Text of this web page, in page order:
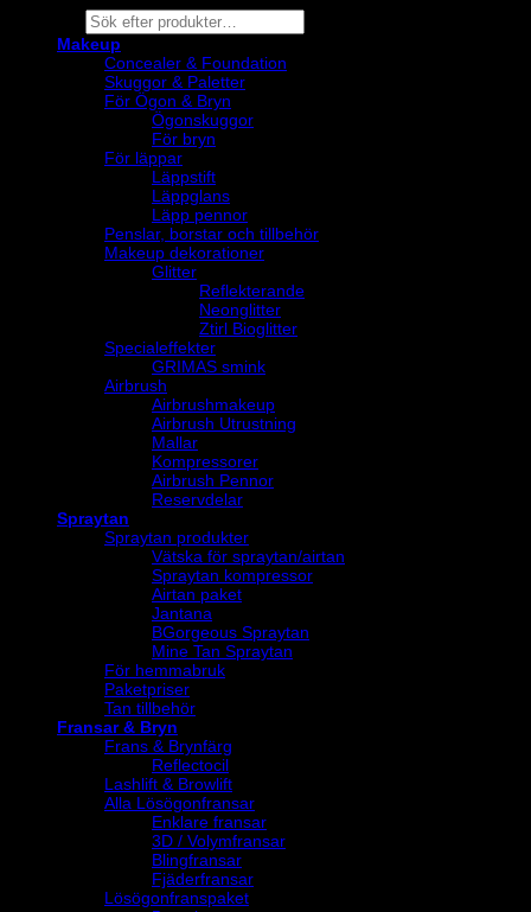
Products
search
Makeup
Concealer & Foundation
Skuggor & Paletter
För Ögon & Bryn
Ögonskuggor
För bryn
För läppar
Läppstift
Läppglans
Läpp pennor
Penslar, borstar och tillbehör
Makeup dekorationer
Glitter
Reflekterande
Neonglitter
Ztirl Bioglitter
Specialeffekter
GRIMAS smink
Airbrush
Airbrushmakeup
Airbrush Utrustning
Mallar
Kompressorer
Airbrush Pennor
Reservdelar
Spraytan
Spraytan produkter
Vätska för spraytan/airtan
Spraytan kompressor
Airtan paket
Jantana
BGorgeous Spraytan
Mine Tan Spraytan
För hemmabruk
Paketpriser
Tan tillbehör
Fransar & Bryn
Frans & Brynfärg
Reflectocil
Lashlift & Browlift
Alla Lösögonfransar
Enklare fransar
3D / Volymfransar
Blingfransar
Fjäderfransar
Lösögonfranspaket